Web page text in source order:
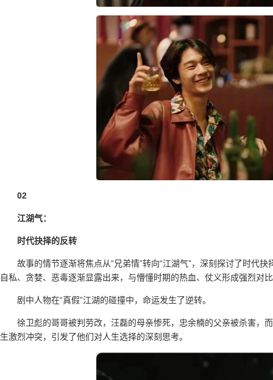
02
江湖气：
时代抉择的反转
故事的情节逐渐将焦点从“兄弟情”转向“江湖气”，深刻探讨了时代
自私、贪婪、恶毒逐渐显露出来，与懵懂时期的热血、仗义形成强烈对
剧中人物在“真假”江湖的碰撞中，命运发生了逆转。
徐卫彪的哥哥被判劳改，汪磊的母亲惨死，忠余楠的父亲被杀害，
生激烈冲突，引发了他们对人生选择的深刻思考。